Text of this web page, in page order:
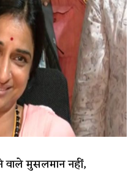
वाले मुसलमान नहीं,